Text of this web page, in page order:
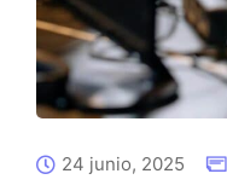
24 junio, 2025